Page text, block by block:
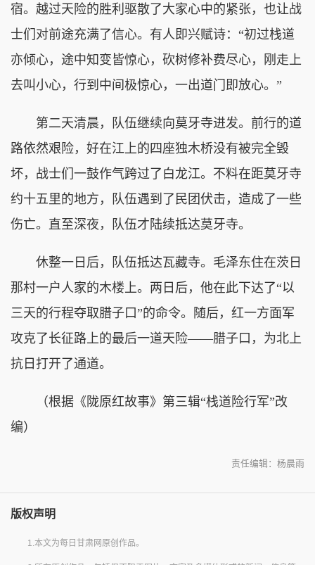
宿。越过天险的胜利驱散了大家心中的紧张，也让战
士们对前途充满了信心。有人即兴赋诗：“初过栈道
亦倾心，途中知变皆惊心，砍树修补费尽心，刚走上
去叫小心，行到中间极惊心，一出道门即放心。”
第二天清晨，队伍继续向莫牙寺进发。前行的道
路依然艰险，好在江上的四座独木桥没有被完全毁
坏，战士们一鼓作气跨过了白龙江。不料在距莫牙寺
约十五里的地方，队伍遇到了民团伏击，造成了一些
伤亡。直至深夜，队伍才陆续抵达莫牙寺。
休整一日后，队伍抵达瓦藏寺。毛泽东住在茨日
那村一户人家的木楼上。两日后，他在此下达了“以
三天的行程夺取腊子口”的命令。随后，红一方面军
攻克了长征路上的最后一道天险——腊子口，为北上
抗日打开了通道。
（根据《陇原红故事》第三辑“栈道险行军”改
编）
责任编辑：杨晨雨
版权声明
1.本文为每日甘肃网原创作品。